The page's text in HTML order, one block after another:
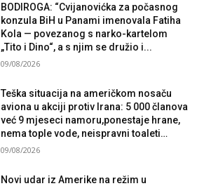
BODIROGA: “Cvijanovićka za počasnog
konzula BiH u Panami imenovala Fatiha
Kola — povezanog s narko-kartelom
„Tito i Dino“, a s njim se družio i...
09/08/2026
Teška situacija na američkom nosaču
aviona u akciji protiv Irana: 5 000 članova
već 9 mjeseci namoru,ponestaje hrane,
nema tople vode, neispravni toaleti…
09/08/2026
Novi udar iz Amerike na režim u